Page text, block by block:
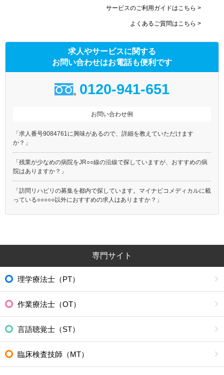
サービスのご利用ガイドはこちら >
よくあるご質問はこちら >
求人やサービスに関する
お問い合わせはお電話も便利です
0120-941-651
お問い合わせ例
「求人番号9084761に興味があるので、詳細を教えていただけます
か？」
「残業が少なめの病院をJR○○線の沿線で探していますが、おすすめの病
院はありますか？」
「訪問リハビリの募集を都内で探しています。マイナビコメディカルに載
っている○○○○○以外におすすめの求人はありますか？」
専門サイト
理学療法士（PT）
作業療法士（OT）
言語聴覚士（ST）
臨床検査技師（MT）